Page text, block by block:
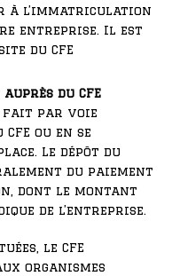
à l’immatriculation
entreprise. Il est
du CFE
du CFE
fait par voie
ou en se
Le dépôt du
du paiement
dont le montant
de l’entreprise.
le CFE
organismes